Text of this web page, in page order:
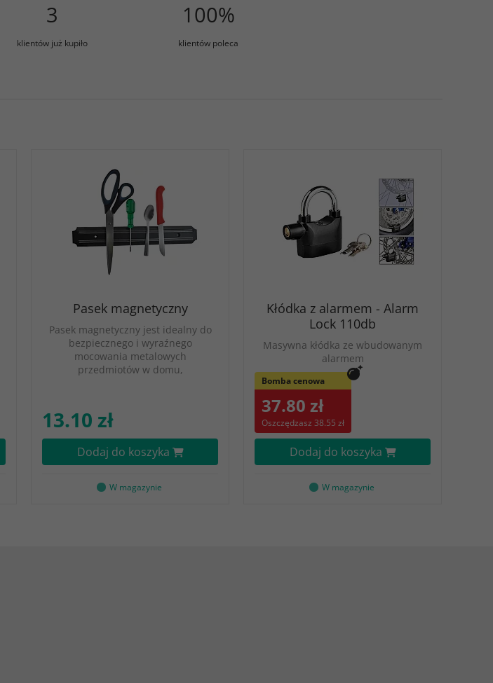
3
klientów już kupiło
100%
klientów poleca
Pasek magnetyczny
Pasek magnetyczny jest idealny do
bezpiecznego i wyraźnego
mocowania metalowych
przedmiotów w domu,
13.10 zł
Dodaj do koszyka
W magazynie
Kłódka z alarmem - Alarm
Lock 110db
Masywna kłódka ze wbudowanym
alarmem
Bomba cenowa
37.80 zł
Oszczędzasz 38.55 zł
Dodaj do koszyka
W magazynie